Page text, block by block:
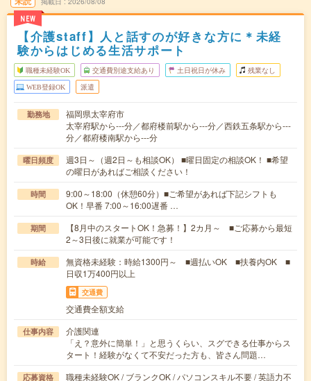
NEW
【介護staff】人と話すのが好きな方に＊未経
験からはじめる生活サポート
職種未経験OK 交通費別途支給あり 土日祝日が休み 残業なし
WEB登録OK 派遣
勤務地
福岡県太宰府市
太宰府駅から---分／都府楼前駅から---分／西鉄五条駅から---
分／都府楼南駅から---分
曜日頻度
週3日～（週2日～も相談OK） ■曜日固定の相談OK！ ■希望
の曜日があればご相談ください！
時間
9:00～18:00（休憩60分）■ご希望があれば下記シフトも
OK！早番 7:00～16:00遅番 …
期間
【8月中のスタートOK！急募！】2カ月～ ■ご応募から最短
2～3日後に就業が可能です！
時給
無資格未経験：時給1300円～ ■週払いOK ■扶養内OK ■
日収1万400円以上
交通費
交通費全額支給
仕事内容
介護関連
「え？意外に簡単！」と思うくらい、スグできる仕事からス
タート！経験がなくて不安だった方も、皆さん問題…
応募資格
職種未経験OK / ブランクOK / パソコンスキル不要 / 英語力不